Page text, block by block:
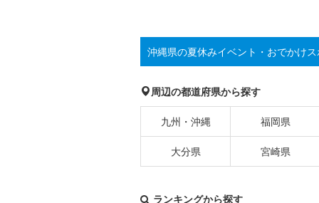
沖縄県の夏休みイベント・おでかけ
周辺の都道府県から探す
九州・沖縄 福岡県
大分県 宮崎県
ランキングから探す